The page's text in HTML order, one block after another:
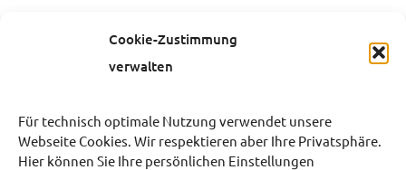
Cookie-Zustimmung
verwalten
Für technisch optimale Nutzung verwendet unsere
Webseite Cookies. Wir respektieren aber Ihre Privatsphäre.
Hier können Sie Ihre persönlichen Einstellungen